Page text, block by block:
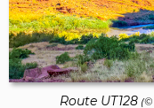
Route UT128 (©